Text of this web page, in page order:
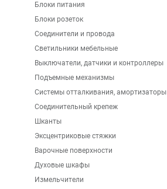
Блоки питания
Блоки розеток
Соединители и провода
Светильники мебельные
Выключатели, датчики и контроллеры
Подъемные механизмы
Системы отталкивания, амортизаторы
Соединительный крепеж
Шканты
Эксцентриковые стяжки
Варочные поверхности
Духовые шкафы
Измельчители